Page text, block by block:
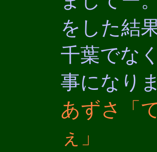
をした結
千葉でな
事になり
あずさ「
ぇ」